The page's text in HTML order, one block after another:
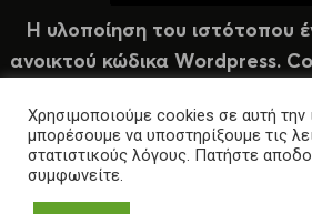
Η υλοποίηση του ιστότοπου
ανοικτού κώδικα Wordpress.
Χρησιμοποιούμε cookies σε αυτή την
μπορέσουμε να υποστηρίξουμε τις
στατιστικούς λόγους. Πατήστε
συμφωνείτε.